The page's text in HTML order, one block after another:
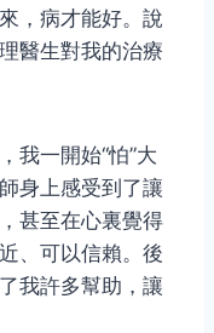
，病才能好。說
醫生對我的治療
我一開始“怕”大
身上感受到了讓
甚至在心裏覺得
、可以信賴。後
我許多幫助，讓